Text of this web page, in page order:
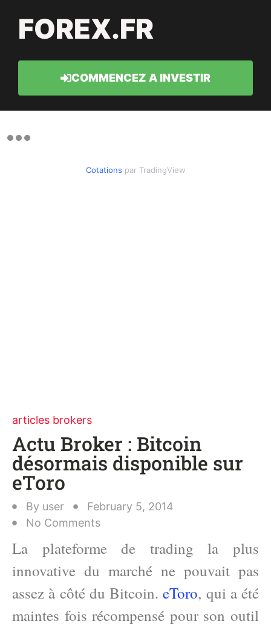
FOREX.FR
COMMENCEZ A INVESTIR
Cotations par TradingView
articles brokers
Actu Broker : Bitcoin
désormais disponible sur
eToro
By user
February 5, 2014
No Comments
La plateforme de trading la plus
innovative du marché ne pouvait pas
assez à côté du Bitcoin.eToro, qui a été
maintes fois récompensé pour son outil